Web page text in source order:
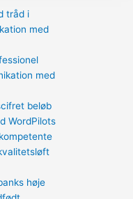
tråd i
med
med
beløb
WordPilots
høje